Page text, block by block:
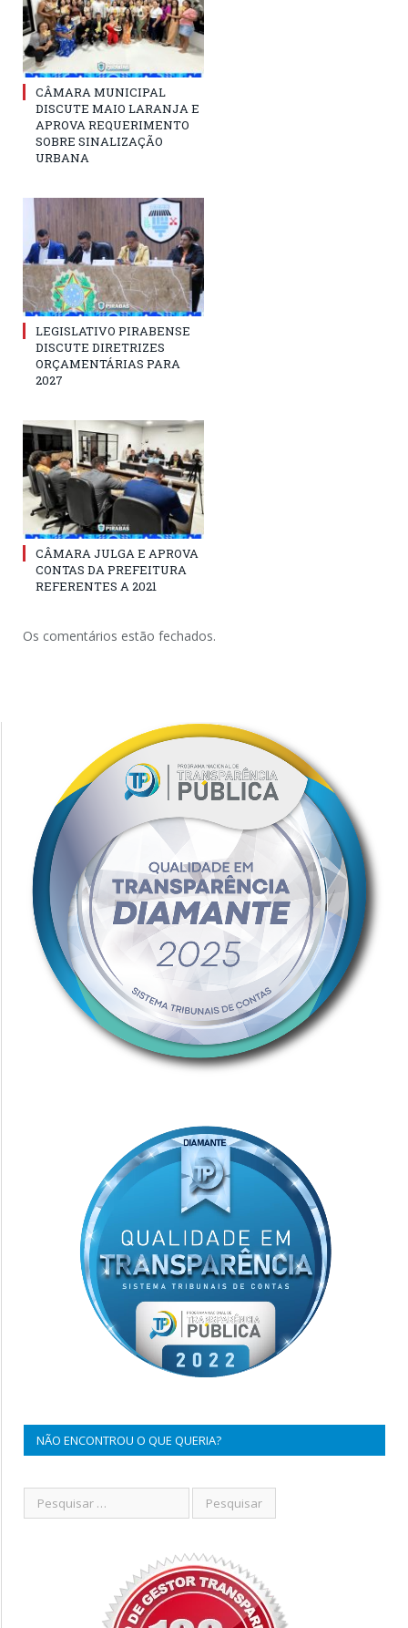
CÂMARA MUNICIPAL
DISCUTE MAIO LARANJA E
APROVA REQUERIMENTO
SOBRE SINALIZAÇÃO
URBANA
LEGISLATIVO PIRABENSE
DISCUTE DIRETRIZES
ORÇAMENTÁRIAS PARA
2027
CÂMARA JULGA E APROVA
CONTAS DA PREFEITURA
REFERENTES A 2021
Os comentários estão fechados.
NÃO ENCONTROU O QUE QUERIA?